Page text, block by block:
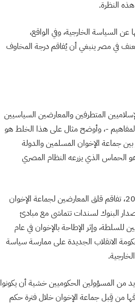
النظرة.
السياسة الخارجية، وفي الواقع،
في مصر ينبغي أن يُفاقم درجة المخاوف
المتطرفين والمعارضين السياسيين
-، وأوضح مثال على هذا الخلط هو
جماعة الإخوان المسلمين والدولة
الحماس الذي يزرعه النظام المصري
خلال فترة الصعود السياسي لجماعة الإخوان المسلمين إبان ثورة يناير لعام 2011، تفاقم قلق المعارضين لجماعة الإخوان
البنوك لسندات تتماشى مع مبادئ
للسلطة، وإثر الإطاحة بالإخوان في عام
الانقلاب الجديدة على ممارسة سياسة
من المسؤولين الحكوميين خشية أن يكونوا
من قِبل جماعة الإخوان خلال فترة حكم